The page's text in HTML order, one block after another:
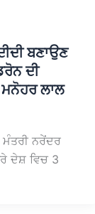
ਬਣਾਉਣ
ਦੀ
ਮਨੋਹਰ ਲਾਲ
ਮੰਤਰੀ ਨਰੇਂਦਰ
ਦੇਸ਼ ਵਿਚ 3